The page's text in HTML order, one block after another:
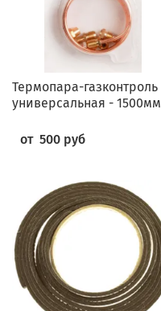
Термопара-газконтроль
универсальная - 1500мм
от 500 руб